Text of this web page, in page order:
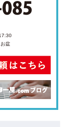
盆